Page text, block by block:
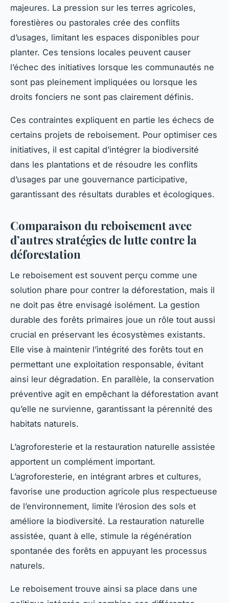
majeures. La pression sur les terres agricoles,
forestières ou pastorales crée des conflits
d’usages, limitant les espaces disponibles pour
planter. Ces tensions locales peuvent causer
l’échec des initiatives lorsque les communautés ne
sont pas pleinement impliquées ou lorsque les
droits fonciers ne sont pas clairement définis.
Ces contraintes expliquent en partie les échecs de
certains projets de reboisement. Pour optimiser ces
initiatives, il est capital d’intégrer la biodiversité
dans les plantations et de résoudre les conflits
d’usages par une gouvernance participative,
garantissant des résultats durables et écologiques.
Comparaison du reboisement avec
d’autres stratégies de lutte contre la
déforestation
Le reboisement est souvent perçu comme une
solution phare pour contrer la déforestation, mais il
ne doit pas être envisagé isolément. La gestion
durable des forêts primaires joue un rôle tout aussi
crucial en préservant les écosystèmes existants.
Elle vise à maintenir l’intégrité des forêts tout en
permettant une exploitation responsable, évitant
ainsi leur dégradation. En parallèle, la conservation
préventive agit en empêchant la déforestation avant
qu’elle ne survienne, garantissant la pérennité des
habitats naturels.
L’agroforesterie et la restauration naturelle assistée
apportent un complément important.
L’agroforesterie, en intégrant arbres et cultures,
favorise une production agricole plus respectueuse
de l’environnement, limite l’érosion des sols et
améliore la biodiversité. La restauration naturelle
assistée, quant à elle, stimule la régénération
spontanée des forêts en appuyant les processus
naturels.
Le reboisement trouve ainsi sa place dans une